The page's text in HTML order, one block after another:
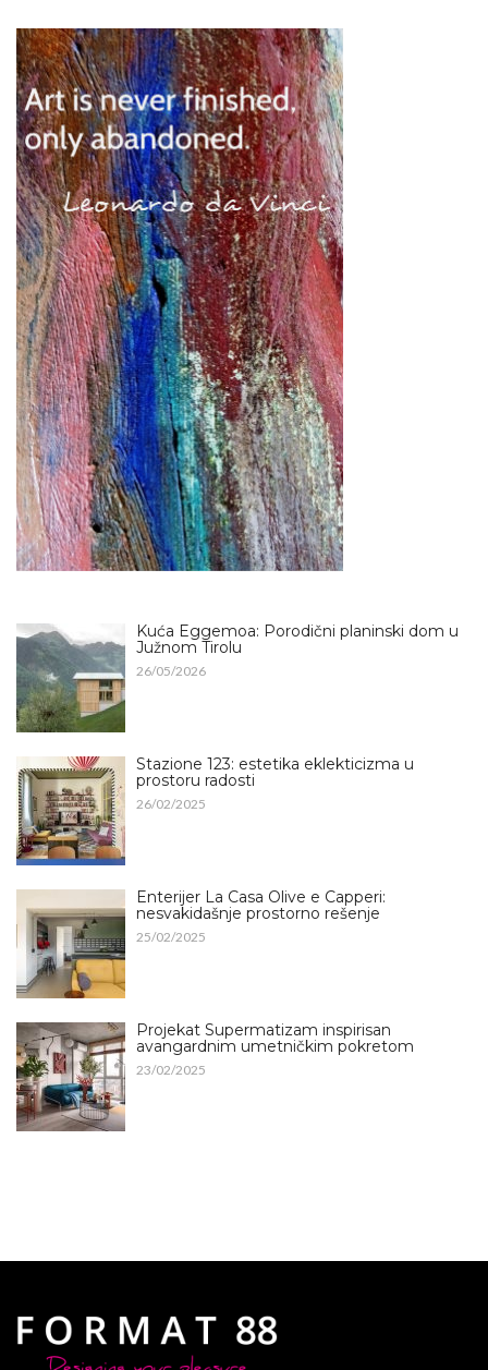
Kuća Eggemoa: Porodični planinski dom u
Južnom Tirolu
26/05/2026
Stazione 123: estetika eklekticizma u
prostoru radosti
26/02/2025
Enterijer La Casa Olive e Capperi:
nesvakidašnje prostorno rešenje
25/02/2025
Projekat Supermatizam inspirisan
avangardnim umetničkim pokretom
23/02/2025